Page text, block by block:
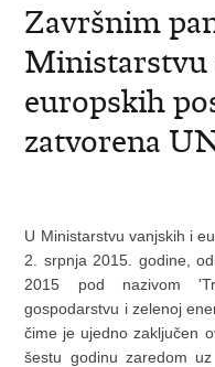
Završnim
Ministarstvu
europskih
zatvorena
U Ministarstvu vanjskih i
2. srpnja 2015. godine,
2015 pod nazivom
gospodarstvu i zelenoj
čime je ujedno zaključen
šestu godinu zaredom